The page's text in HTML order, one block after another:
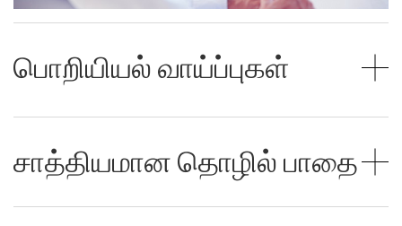
பொறியியல் வாய்ப்புகள்
சாத்தியமான தொழில் பாதை